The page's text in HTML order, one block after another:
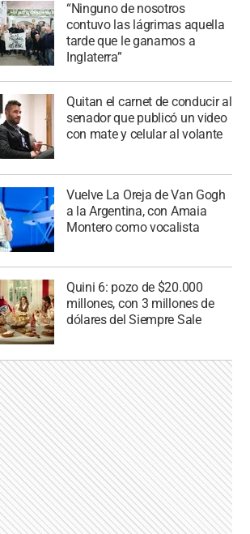
“Ninguno de nosotros
contuvo las lágrimas aquella
tarde que le ganamos a
Inglaterra”
Quitan el carnet de conducir al
senador que publicó un video
con mate y celular al volante
Vuelve La Oreja de Van Gogh
a la Argentina, con Amaia
Montero como vocalista
Quini 6: pozo de $20.000
millones, con 3 millones de
dólares del Siempre Sale